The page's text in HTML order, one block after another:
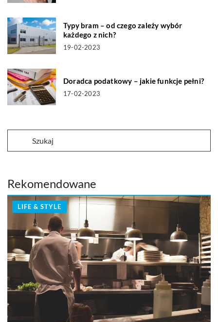
Typy bram – od czego zależy wybór
każdego z nich?
19-02-2023
Doradca podatkowy – jakie funkcje pełni?
17-02-2023
Rekomendowane
LIFE & STYLE